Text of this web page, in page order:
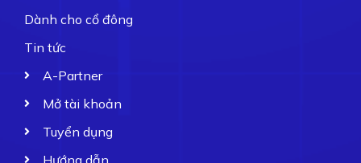
Dành cho cổ đông
Tin tức
A-Partner
Mở tài khoản
Tuyển dụng
Hướng dẫn